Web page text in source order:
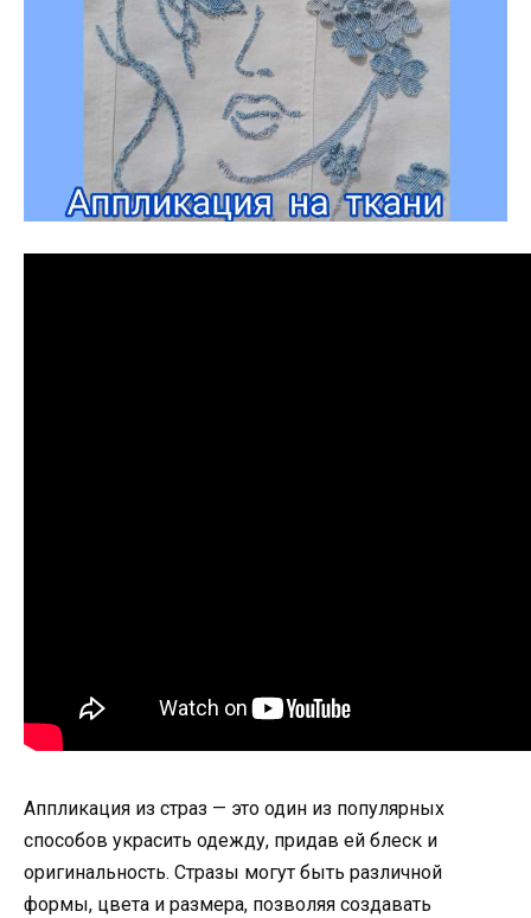
Аппликация из страз — это один из популярных
способов украсить одежду, придав ей блеск и
оригинальность. Стразы могут быть различной
формы, цвета и размера, позволяя создавать